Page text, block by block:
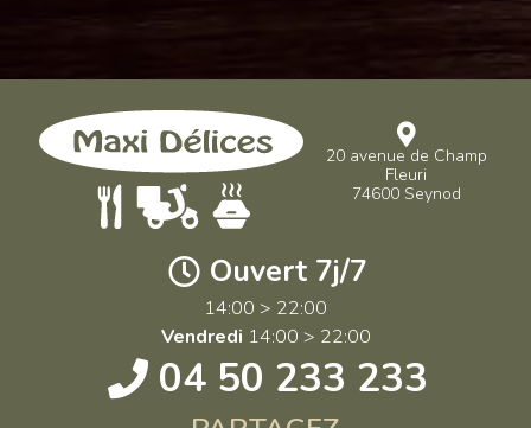
20 avenue de Champ
Fleuri
74600 Seynod
Ouvert 7j/7
14:00 > 22:00
Vendredi 14:00 > 22:00
04 50 233 233